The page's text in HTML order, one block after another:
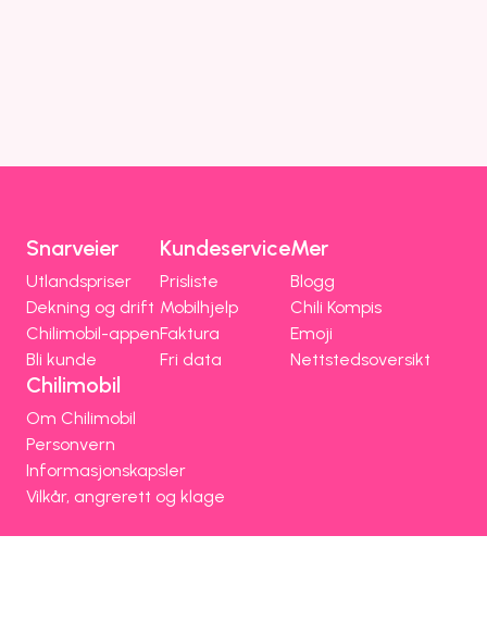
Snarveier
Utlandspriser
Dekning og drift
Chilimobil-appen
Bli kunde
Kundeservice
Prisliste
Mobilhjelp
Faktura
Fri data
Mer
Blogg
Chili Kompis
Emoji
Nettstedsoversikt
Chilimobil
Om Chilimobil
Personvern
Informasjonskapsler
Vilkår, angrerett og klage